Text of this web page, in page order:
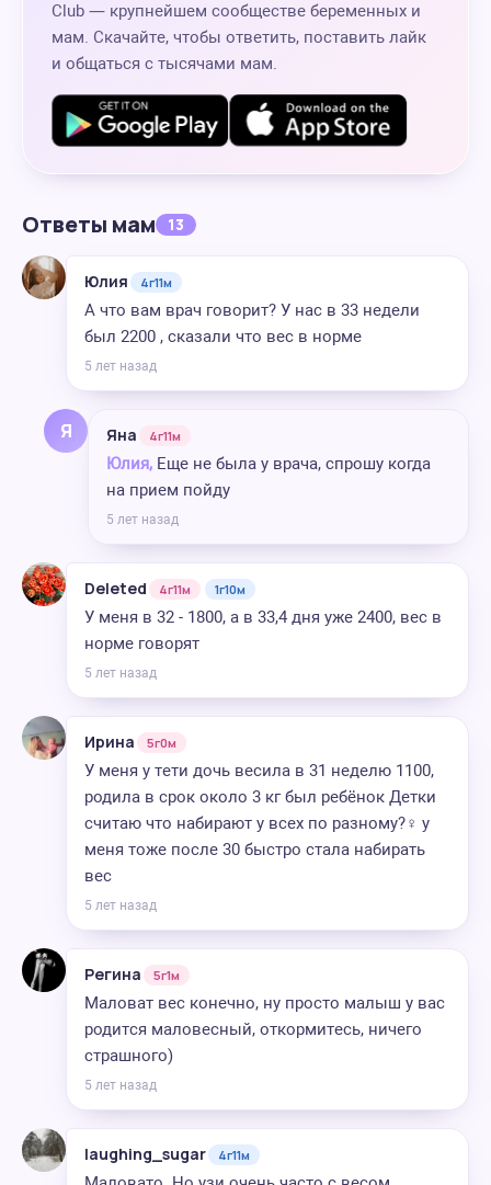
Club — крупнейшем сообществе беременных и
мам. Скачайте, чтобы ответить, поставить лайк
и общаться с тысячами мам.
Ответы мам 13
Юлия 4г11м
А что вам врач говорит? У нас в 33 недели
был 2200 , сказали что вес в норме
5 лет назад
Я Яна 4г11м
Юлия, Еще не была у врача, спрошу когда
на прием пойду
5 лет назад
Deleted 4г11м 1г10м
У меня в 32 - 1800, а в 33,4 дня уже 2400, вес в
норме говорят
5 лет назад
Ирина 5г0м
У меня у тети дочь весила в 31 неделю 1100,
родила в срок около 3 кг был ребёнок Детки
считаю что набирают у всех по разному?‍♀️ у
меня тоже после 30 быстро стала набирать
вес
5 лет назад
Регина 5г1м
Маловат вес конечно, ну просто малыш у вас
родится маловесный, откормитесь, ничего
страшного)
5 лет назад
laughing_sugar 4г11м